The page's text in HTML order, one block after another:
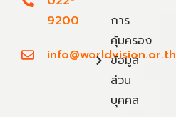
9200
info@worldvision.or.th
การ
คุ้มครอง
ข้อมูล
ส่วน
บุคคล